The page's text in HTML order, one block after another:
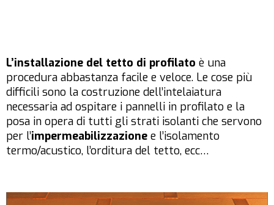
L’installazione del tetto di profilato è una
procedura abbastanza facile e veloce. Le cose più
difficili sono la costruzione dell’intelaiatura
necessaria ad ospitare i pannelli in profilato e la
posa in opera di tutti gli strati isolanti che servono
per l’impermeabilizzazione e l’isolamento
termo/acustico, l’orditura del tetto, ecc…